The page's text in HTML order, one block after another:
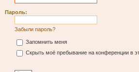
Пароль:
Забыли пароль?
Запомнить меня
Скрыть моё пребывание на конференции в